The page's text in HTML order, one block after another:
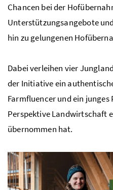
Chancen bei der
Unterstützungsangebote
hin zu gelungenen
Dabei verleihen vier
der Initiative ein
Farmfluencer und ein junges
Perspektive Landwirtschaft
übernommen hat.